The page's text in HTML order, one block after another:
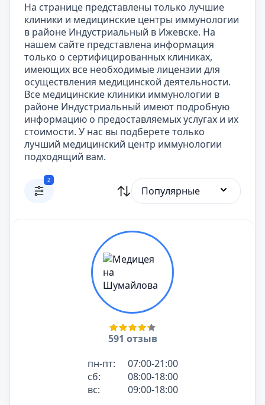
На странице представлены только лучшие
клиники и медицинские центры иммунологии
в районе Индустриальный в Ижевске. На
нашем сайте представлена информация
только о сертифицированных клиниках,
имеющих все необходимые лицензии для
осуществления медицинской деятельности.
Все медицинские клиники иммунологии в
районе Индустриальный имеют подробную
информацию о предоставляемых услугах и их
стоимости. У нас вы подберете только
лучший медицинский центр иммунологии
подходящий вам.
2
Популярные
591 отзыв
пн-пт:
07:00-21:00
сб:
08:00-18:00
вс:
09:00-18:00